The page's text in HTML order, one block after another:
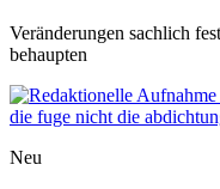
Veränderungen sachlich
behaupten
Neu